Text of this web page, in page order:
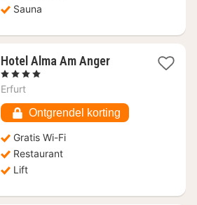
Sauna
Hotel Alma Am Anger1
128,08
, 4 Sterren
Erfurt
Ontgrendel korting
Gratis Wi-Fi
Restaurant
Lift